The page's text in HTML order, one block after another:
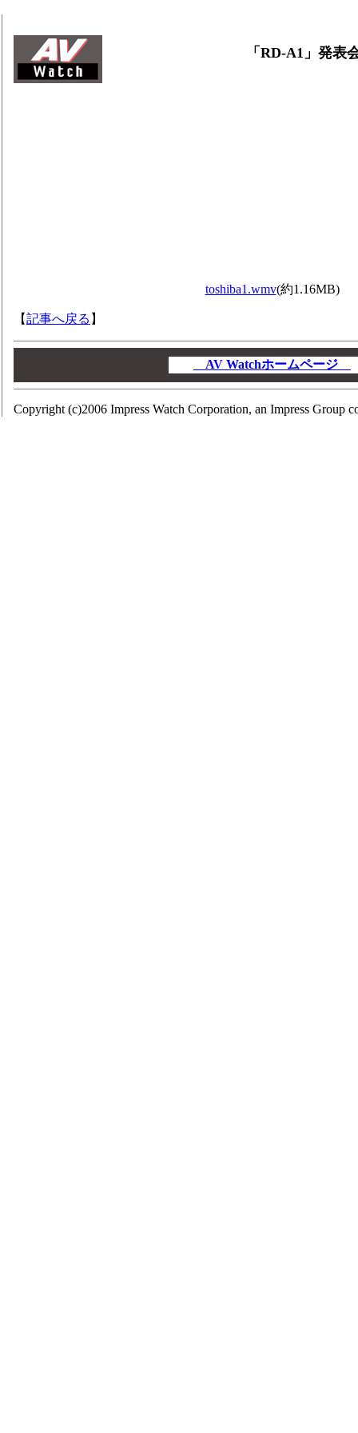
「RD-A1」発表
toshiba1.wmv(約1.16MB)
【記事へ戻る 】
AV Watchホームページ
Copyright (c)2006 Impress Watch Corporation, an Impress Group